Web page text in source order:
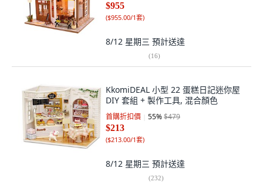
$955
($955.00/1套)
8/12 星期三 預計送達
(16)
KkomiDEAL 小型 22 蛋糕日記迷你屋
DIY 套組 + 製作工具, 混合顏色
首購折扣價 55%$479
$213
($213.00/1套)
8/12 星期三 預計送達
(232)